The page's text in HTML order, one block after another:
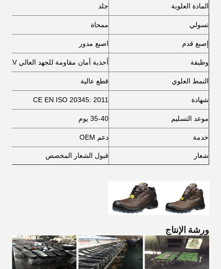
المادة العلوية جلد
تسولي ممحاة
إصبع قدم اصبع مدور
وظيفة أحذية أمان مقاومة للجهد العالي 18KV
النمط العلوي قطع عالية
شهادة CE EN ISO 20345: 2011
موعد التسليم 35-40 يوم
خدمة دعم OEM
شعار قبول الشعار المخصص
ورشة الإنتاج